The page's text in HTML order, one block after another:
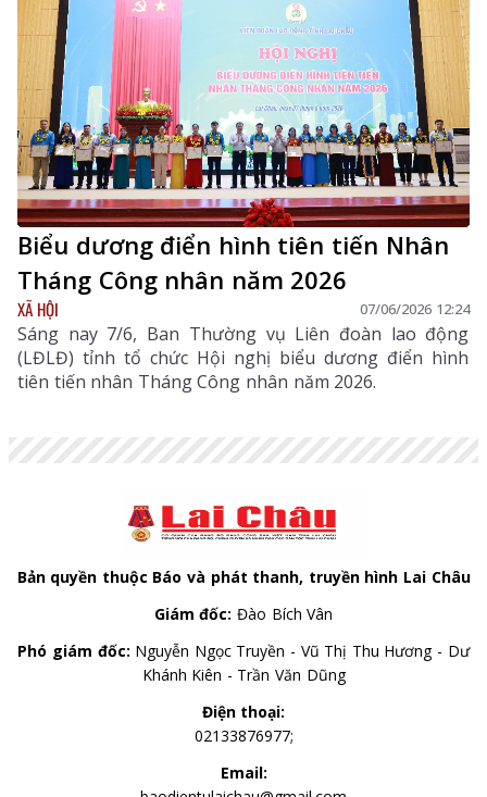
Biểu dương điển hình tiên tiến Nhân
Tháng Công nhân năm 2026
XÃ HỘI 07/06/2026 12:24
Sáng nay 7/6, Ban Thường vụ Liên đoàn lao động
(LĐLĐ) tỉnh tổ chức Hội nghị biểu dương điển hình
tiên tiến nhân Tháng Công nhân năm 2026.
Bản quyền thuộc Báo và phát thanh, truyền hình Lai Châu
Giám đốc: Đào Bích Vân
Phó giám đốc: Nguyễn Ngọc Truyền - Vũ Thị Thu Hương - Dư
Khánh Kiên - Trần Văn Dũng
Điện thoại:
02133876977;
Email: